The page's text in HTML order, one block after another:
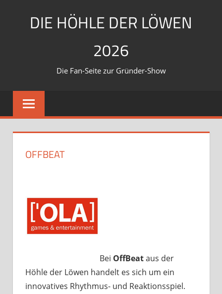
DIE HÖHLE DER LÖWEN
2026
Die Fan-Seite zur Gründer-Show
OFFBEAT
Bei OffBeataus der
Höhle der Löwen handelt es sich um ein
innovatives Rhythmus- und Reaktionsspiel.